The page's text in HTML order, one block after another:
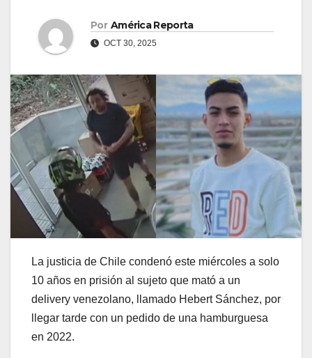
Por América Reporta
OCT 30, 2025
La justicia de Chile condenó este miércoles a solo
10 años en prisión al sujeto que mató a un
delivery venezolano, llamado Hebert Sánchez, por
llegar tarde con un pedido de una hamburguesa
en 2022.